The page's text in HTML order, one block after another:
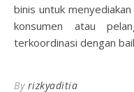
binis untuk
konsumen atau
terkoordinasi dengan
By rizkyaditia